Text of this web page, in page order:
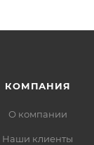
КОМПАНИЯ
О компании
Наши клиенты